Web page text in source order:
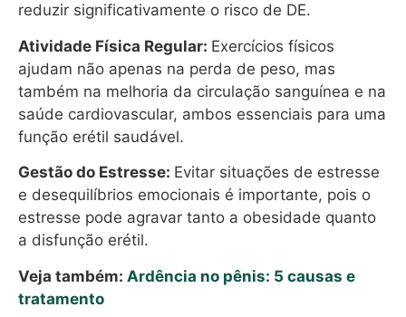
reduzir significativamente o risco de DE.
Atividade Física Regular: Exercícios físicos
ajudam não apenas na perda de peso, mas
também na melhoria da circulação sanguínea e na
saúde cardiovascular, ambos essenciais para uma
função erétil saudável.
Gestão do Estresse: Evitar situações de estresse
e desequilíbrios emocionais é importante, pois o
estresse pode agravar tanto a obesidade quanto
a disfunção erétil.
Veja também: Ardência no pênis: 5 causas e
tratamento